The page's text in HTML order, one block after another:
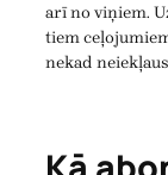
arī no viņiem.
tiem
nekad